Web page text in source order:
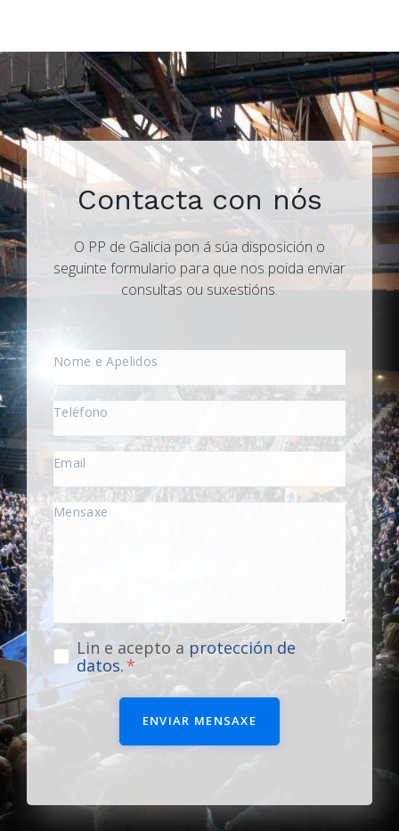
Contacta con nós
O PP de Galicia pon á súa disposición o
seguinte formulario para que nos poida enviar
consultas ou suxestións.
Lin e acepto a protección de
datos.
ENVIAR MENSAXE